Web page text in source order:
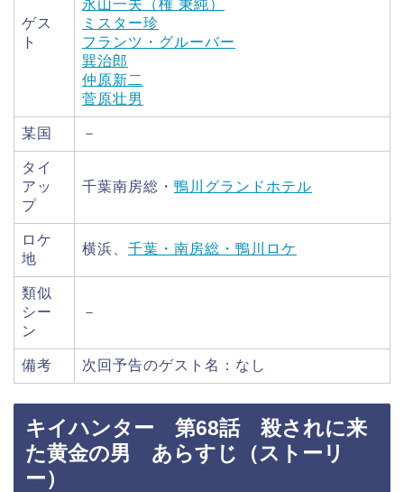
ゲス
ト
永山一夫（権 秉純）
ミスター珍
フランツ・グルーバー
巽治郎
仲原新二
菅原壮男
某国 －
タイ
アッ
プ
千葉南房総・ 鴨川グランドホテル
ロケ
地
横浜、 千葉・南房総・鴨川ロケ
類似
シー
ン
－
備考 次回予告のゲスト名：なし
キイハンター 第68話 殺されに来
た黄金の男 あらすじ（ストーリ
ー）